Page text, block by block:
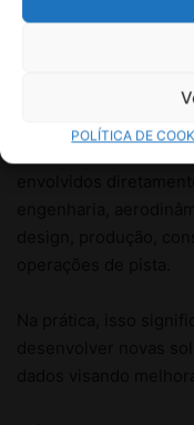
POLÍTICA DE